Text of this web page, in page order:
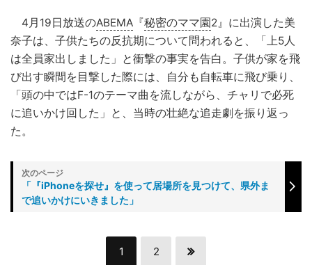
4月19日放送のABEMA 『秘密のママ園2』に出演した美
奈子は、子供たちの反抗期について問われると、「上5人
は全員家出しました」と衝撃の事実を告白。子供が家を飛
び出す瞬間を目撃した際には、自分も自転車に飛び乗り、
「頭の中ではF-1のテーマ曲を流しながら、チャリで必死
に追いかけ回した」と、当時の壮絶な追走劇を振り返っ
た。
「『iPhoneを探せ』を使って居場所を見つけて、県外ま
で追いかけにいきました」
1 2